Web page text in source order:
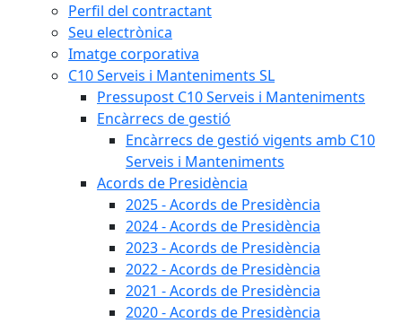
Perfil del contractant
Seu electrònica
Imatge corporativa
C10 Serveis i Manteniments SL
Pressupost C10 Serveis i Manteniments
Encàrrecs de gestió
Encàrrecs de gestió vigents amb C10
Serveis i Manteniments
Acords de Presidència
2025 - Acords de Presidència
2024 - Acords de Presidència
2023 - Acords de Presidència
2022 - Acords de Presidència
2021 - Acords de Presidència
2020 - Acords de Presidència